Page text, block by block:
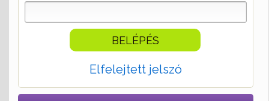
Elfelejtett jelszó